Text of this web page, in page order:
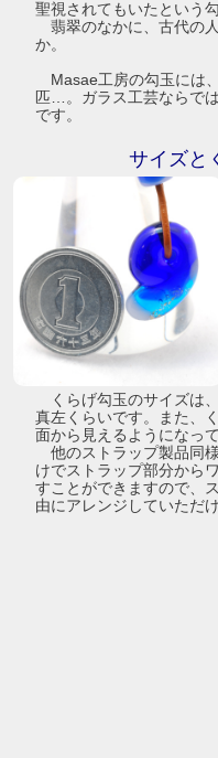
聖視されてもいたという
翡翠のなかに、古代の
か。
Masae工房の勾玉には
匹…。ガラス工芸ならで
です。
サイズと
くらげ勾玉のサイズは
真左くらいです。また、
面から見えるようになっ
他のストラップ製品同
けでストラップ部分から
すことができますので、
由にアレンジしていただけ